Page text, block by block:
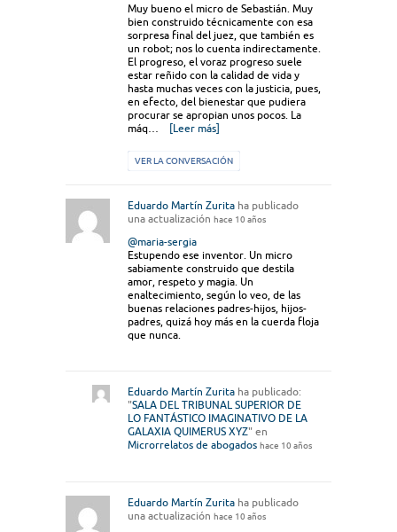
Muy bueno el micro de Sebastián. Muy
bien construido técnicamente con esa
sorpresa final del juez, que también es
un robot; nos lo cuenta indirectamente.
El progreso, el voraz progreso suele
estar reñido con la calidad de vida y
hasta muchas veces con la justicia, pues,
en efecto, del bienestar que pudiera
procurar se apropian unos pocos. La
máq…
[Leer más]
VER LA CONVERSACIÓN
Eduardo Martín Zurita ha publicado
una actualización hace 10 años
@maria-sergia
Estupendo ese inventor. Un micro
sabiamente construido que destila
amor, respeto y magia. Un
enaltecimiento, según lo veo, de las
buenas relaciones padres-hijos, hijos-
padres, quizá hoy más en la cuerda floja
que nunca.
Eduardo Martín Zurita ha publicado:
"SALA DEL TRIBUNAL SUPERIOR DE
LO FANTÁSTICO IMAGINATIVO DE LA
GALAXIA QUIMERUS XYZ" en
Microrrelatos de abogados hace 10 años
Eduardo Martín Zurita ha publicado
una actualización hace 10 años